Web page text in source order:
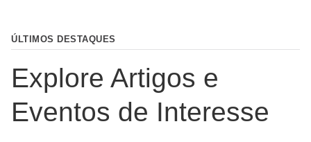
ÚLTIMOS DESTAQUES
Explore Artigos e
Eventos de Interesse